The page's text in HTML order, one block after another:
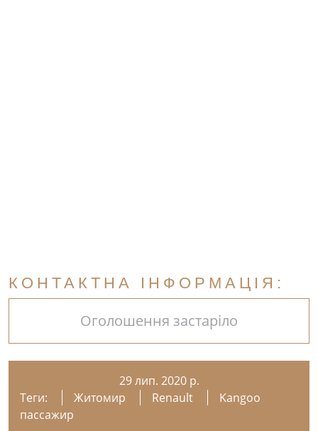
КОНТАКТНА ІНФОРМАЦІЯ:
Оголошення застаріло
29 лип. 2020 р.
Теги:
Житомир Renault
Kangoo
пассажир